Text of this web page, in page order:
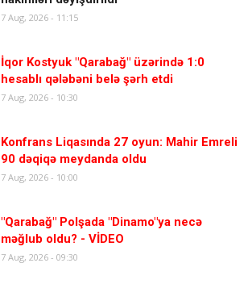
7 Aug, 2026 - 11:15
İqor Kostyuk "Qarabağ" üzərində 1:0
hesablı qələbəni belə şərh etdi
7 Aug, 2026 - 10:30
Konfrans Liqasında 27 oyun: Mahir Emreli
90 dəqiqə meydanda oldu
7 Aug, 2026 - 10:00
"Qarabağ" Polşada "Dinamo"ya necə
məğlub oldu? - VİDEO
7 Aug, 2026 - 09:30